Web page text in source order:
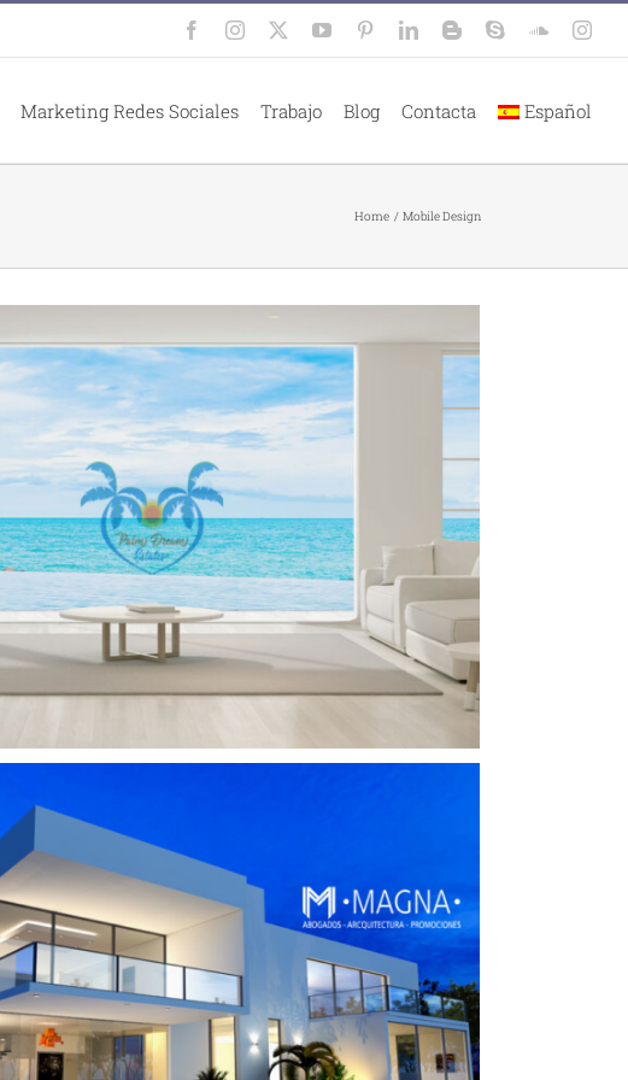
FacebookInstagram YouTubePinterestLinkedInBloggerSkype
Marketing Redes Sociales Trabajo Blog Contacta Español
Home Mobile Design